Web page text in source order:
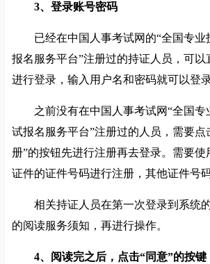
3、登录账号密码
已经在中国人事考试网的“全国专业
报名服务平台”注册过的持证人员，可以
进行登录，输入用户名和密码就可以登录
之前没有在中国人事考试网“全国专
试报名服务平台”注册过的人员，需要点
册”的按钮先进行注册再去登录。需要使
证件的证件号码进行注册，其他证件号
相关持证人员在第一次登录到系统
的阅读服务须知，再进行操作。
4、阅读完之后，点击“同意”的按